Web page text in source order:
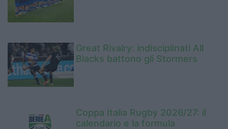
Great Rivalry: indisciplinati All
Blacks battono gli Stormers
Coppa Italia Rugby 2026/27: il
calendario e la formula